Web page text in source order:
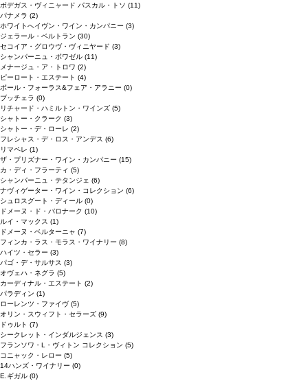
ボデガス・ヴィニャード パスカル・トソ (11)
パナメラ (2)
ホワイトへイヴン・ワイン・カンパニー (3)
ジェラール・ベルトラン (30)
セコイア・グロウヴ・ヴィニヤード (3)
シャンパーニュ・ボワゼル (11)
メナージュ・ア・トロワ (2)
ピーロート・エステート (4)
ボール・フォーラス&フェア・アラニー (0)
ブッチェラ (0)
リチャード・ハミルトン・ワインズ (5)
シャトー・クラーク (3)
シャトー・デ・ローレ (2)
フレシャス・デ・ロス・アンデス (6)
リマペレ (1)
ザ・プリズナー・ワイン・カンパニー (15)
カ・ディ・フラーティ (5)
シャンパーニュ・テタンジェ (6)
ナヴィゲーター・ワイン・コレクション (6)
シュロスグート・ディール (0)
ドメーヌ・ド・バロナーク (10)
ルイ・マックス (1)
ドメーヌ・ベルターニャ (7)
フィンカ・ラス・モラス・ワイナリー (8)
ハイツ・セラー (3)
パゴ・デ・サルサス (3)
オヴェハ・ネグラ (5)
カーディナル・エステート (2)
パラディン (1)
ローレンツ・ファイヴ(5)
オリン・スウィフト・セラーズ (9)
ドゥルト (7)
シークレット・インダルジェンス (3)
フランソワ・L・ヴィトン コレクション (5)
コニャック・レロー (5)
14ハンズ・ワイナリー (0)
E.ギガル (0)